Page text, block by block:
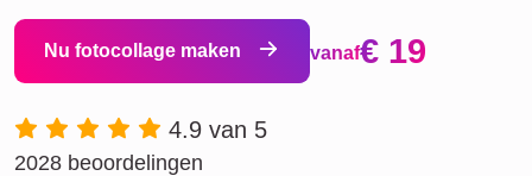
Nu fotocollage maken vanaf€ 19
4.9 van 5
2028 beoordelingen